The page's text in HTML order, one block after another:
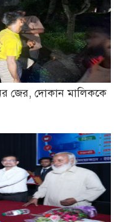
জের, দোকান মালিককে